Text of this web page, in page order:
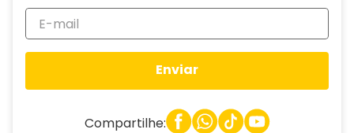
Enviar
Compartilhe: